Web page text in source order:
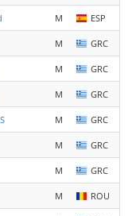
M ESP
M GRC
M GRC
M GRC
M GRC
M GRC
M GRC
M ROU